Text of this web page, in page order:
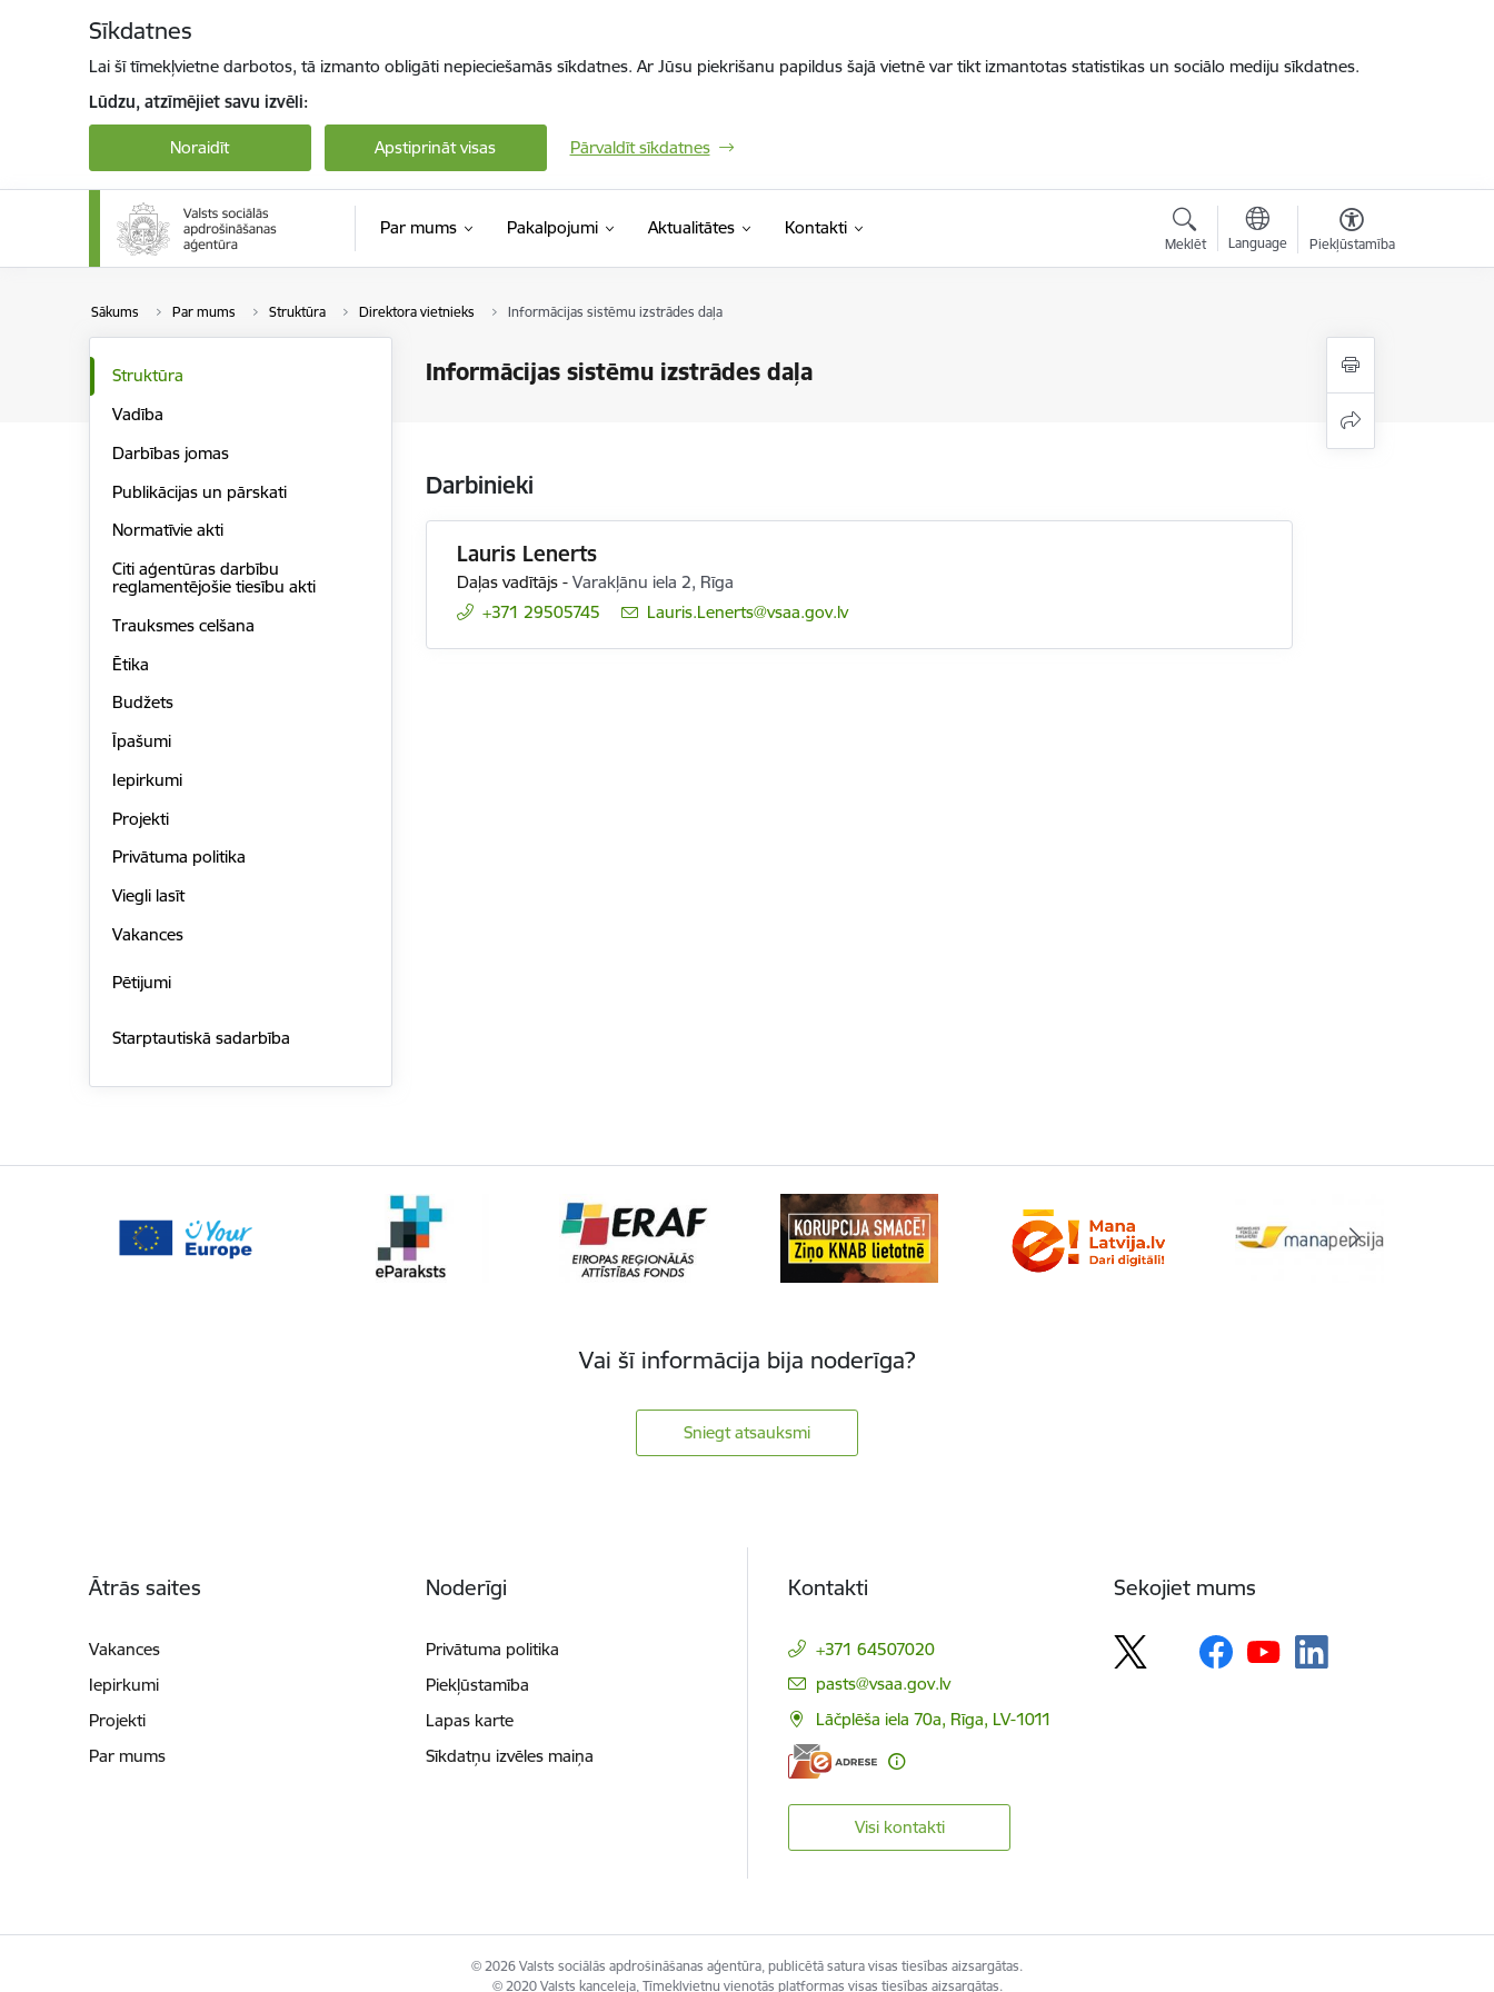
Sīkdatnes
Lai šī tīmekļvietne darbotos, tā izmanto obligāti nepieciešamās sīkdatnes. Ar Jūsu piekrišanu papildus šajā vietnē var tikt izmantotas statistikas un sociālo mediju sīkdatnes.
Lūdzu, atzīmējiet savu izvēli:
Noraidīt Apstiprināt visas Pārvaldīt sīkdatnes
Par mums Pakalpojumi Aktualitātes Kontakti
Meklēt Language Piekļūstamība
Sākums Par mums Struktūra Direktora vietnieks Informācijas sistēmu izstrādes daļa
Informācijas sistēmu izstrādes daļa
Struktūra
Vadība
Darbības jomas
Publikācijas un pārskati
Normatīvie akti
Citi aģentūras darbību
reglamentējošie tiesību akti
Trauksmes celšana
Ētika
Budžets
Īpašumi
Iepirkumi
Projekti
Privātuma politika
Viegli lasīt
Vakances
Pētijumi
Starptautiskā sadarbība
Darbinieki
Lauris Lenerts
Daļas vadītājs - Varakļānu iela 2, Rīga
+371 29505745
E-pasts:
Lauris.Lenerts@vsaa.gov.lv
Vai šī informācija bija noderīga?
Sniegt atsauksmi
Ātrās saites
Vakances
Iepirkumi
Projekti
Par mums
Noderīgi
Privātuma politika
Piekļūstamība
Lapas karte
Sīkdatņu izvēles maiņa
Kontakti
+371 64507020
E-pasts:
pasts@vsaa.gov.lv
Lāčplēša iela 70a, Rīga, LV-1011
Visi kontakti
Sekojiet mums
© 2026 Valsts sociālās apdrošināšanas aģentūra, publicētā satura visas tiesības aizsargātas.
© 2020 Valsts kanceleja, Tīmekļvietņu vienotās platformas visas tiesības aizsargātas.